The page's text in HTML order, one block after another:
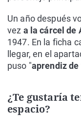
Un año después
vez a la cárcel de
1947. En la ficha
llegar, en el
puso "aprendiz
¿Te gustaría
espacio?